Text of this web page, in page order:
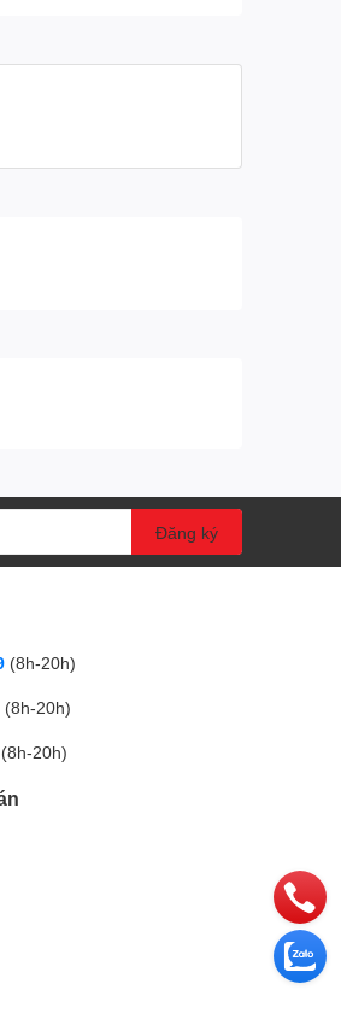
Đăng ký
(8h-20h)
(8h-20h)
(8h-20h)